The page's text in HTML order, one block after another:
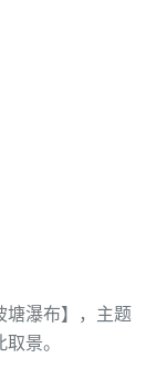
瀑布】，主题
景。